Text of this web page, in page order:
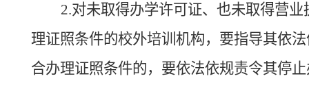
2.对未取得办学许可证、也未取得营
理证照条件的校外培训机构，要指导其依
合办理证照条件的，要依法依规责令其停